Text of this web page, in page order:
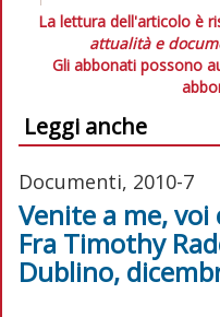
La lettura dell'articolo è
attualità e
Gli abbonati possono
Leggi anche
Documenti, 2010-7
Venite a me, voi
Fra Timothy
Dublino,